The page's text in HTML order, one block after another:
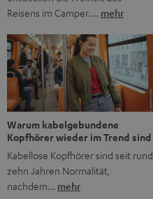
Reisens im Camper.… mehr
Warum kabelgebundene
Kopfhörer wieder im Trend sind
Kabellose Kopfhörer sind seit rund
zehn Jahren Normalität,
nachdem… mehr